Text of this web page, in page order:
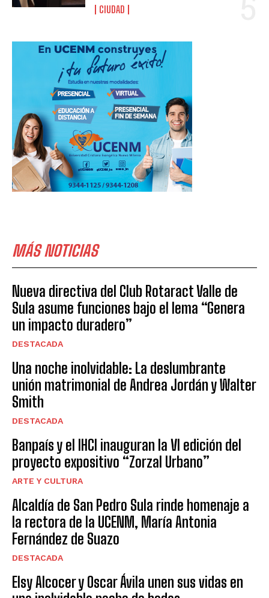
CIUDAD
MÁS NOTICIAS
Nueva directiva del Club Rotaract Valle de
Sula asume funciones bajo el lema “Genera
un impacto duradero”
DESTACADA
Una noche inolvidable: La deslumbrante
unión matrimonial de Andrea Jordán y Walter
Smith
DESTACADA
Banpaís y el IHCI inauguran la VI edición del
proyecto expositivo “Zorzal Urbano”
ARTE Y CULTURA
Alcaldía de San Pedro Sula rinde homenaje a
la rectora de la UCENM, María Antonia
Fernández de Suazo
DESTACADA
Elsy Alcocer y Oscar Ávila unen sus vidas en